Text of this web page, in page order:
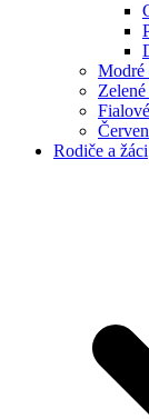
Modré
Rodiče a žáci